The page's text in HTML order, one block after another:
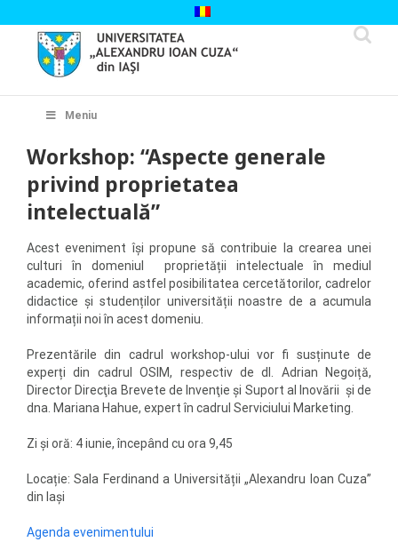
to
content
Meniu
Workshop: “Aspecte generale
privind proprietatea
intelectuală”
Acest eveniment își propune să contribuie la crearea unei
culturi în domeniul proprietății intelectuale în mediul
academic, oferind astfel posibilitatea cercetătorilor, cadrelor
didactice și studenților universității noastre de a acumula
informații noi în acest domeniu.
Prezentările din cadrul workshop-ului vor fi susținute de
experți din cadrul OSIM, respectiv de dl. Adrian Negoiță,
Director Direcţia Brevete de Invenţie și Suport al Inovării și de
dna. Mariana Hahue, expert în cadrul Serviciului Marketing.
Zi și oră: 4 iunie, începând cu ora 9,45
Locație: Sala Ferdinand a Universității „Alexandru Ioan Cuza”
din Iași
Agenda evenimentului